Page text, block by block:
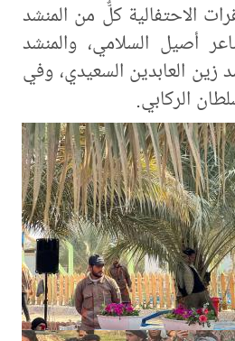
الاحتفالية كلٌّ من المنشد
أصيل السلامي، والمنشد
زين العابدين السعيدي، وفي
الركابي.